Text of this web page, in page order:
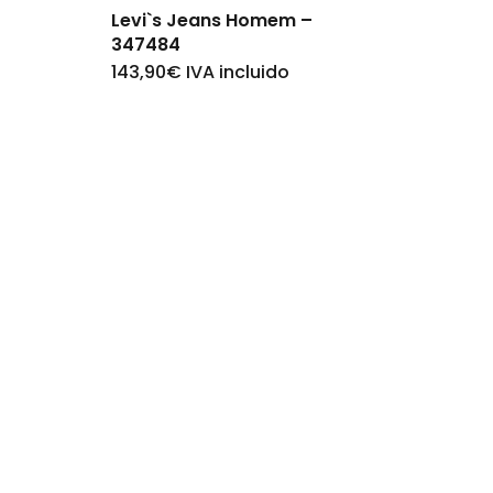
page
Levi`s Jeans Homem –
347484
143,90€ IVA incluido
This